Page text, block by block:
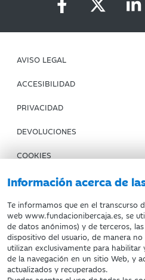
Información acerca de
Te informamos que en el transcurso
web www.fundacionibercaja.es, se
de datos anónimos) y de terceros,
dispositivo del usuario, de manera
utilizan exclusivamente para
de la navegación en un sitio Web, y
actualizados y recuperados.
AVISO LEGAL
ACCESIBILIDAD
PRIVACIDAD
DEVOLUCIONES
COOKIES
CONDICIONES DE COMPRA
IBERCAJA BANCO
Fundación Bancaria Ibercaja.
Inscrita en el Registro de
Cultura y Deporte con el nº 1689.